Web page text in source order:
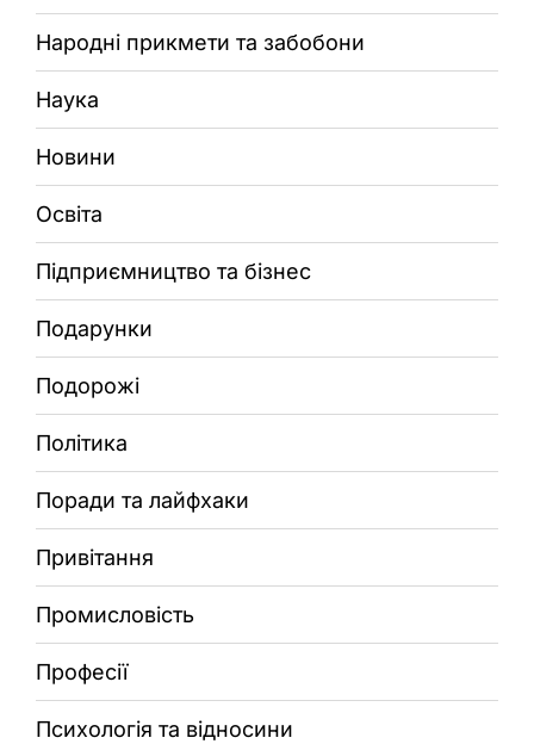
Народні прикмети та забобони
Наука
Новини
Освіта
Підприємництво та бізнес
Подарунки
Подорожі
Політика
Поради та лайфхаки
Привітання
Промисловість
Професії
Психологія та відносини